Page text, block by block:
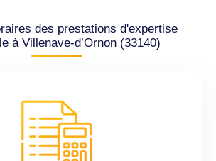
des prestations d'expertise
à Villenave-d’Ornon (33140)